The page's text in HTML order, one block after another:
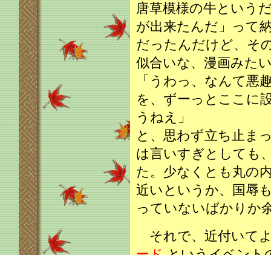
唐草模様の牛という
が出来たんだ」って
だったんだけど、そ
似合いな、漫画みた
「うわっ、なんて悪
を、ずーっとここに
うねえ」
と、思わず立ち止ま
は言いすぎとしても
た。少なくとも丸の
近いというか、国辱
っていないばかりか
それで、近付いて